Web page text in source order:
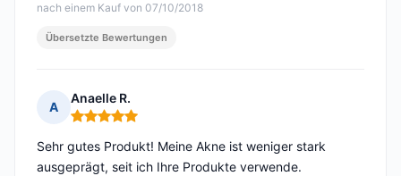
nach einem Kauf von 07/10/2018
Übersetzte Bewertungen
A
Anaelle R.
Hinweis: 5 von 5
Sehr gutes Produkt! Meine Akne ist weniger stark
ausgeprägt, seit ich Ihre Produkte verwende.